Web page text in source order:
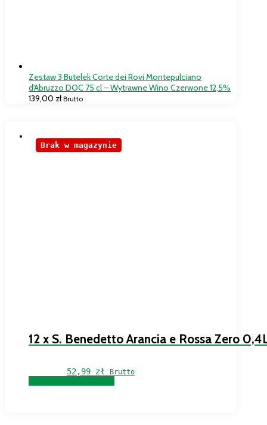
Zestaw 3 Butelek Corte dei Rovi Montepulciano
d'Abruzzo DOC 75 cl – Wytrawne Wino Czerwone 12,5%
139,00 zł Brutto
12 x S. Benedetto Arancia e Rossa Zero
52,99 zł Brutto
Brak w magazynie